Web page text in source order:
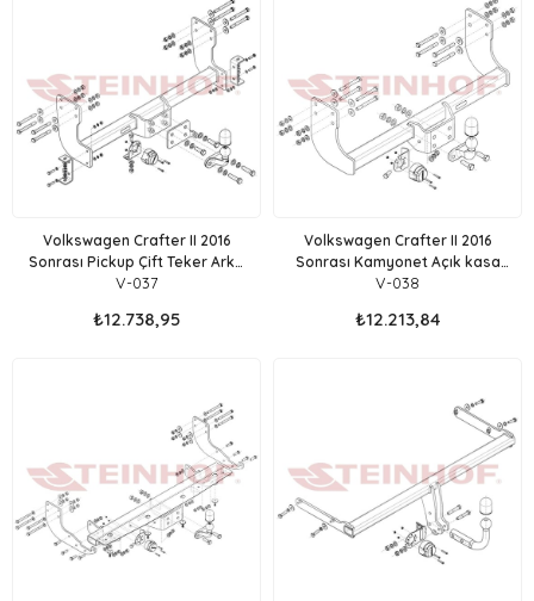
Volkswagen Crafter II 2016
Sonrası Pickup Çift Teker Arka
Çeker Çeki Demiri
V-037
₺12.738,95
Volkswagen Crafter II 2016
Sonrası Kamyonet Açık kasa
Çeki Demiri Flanşlı
V-038
₺12.213,84